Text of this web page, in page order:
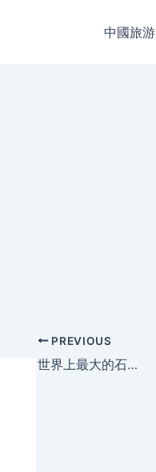
中國旅游
Post
navigation
PREVIOUS
世界上最大的石刻佛像